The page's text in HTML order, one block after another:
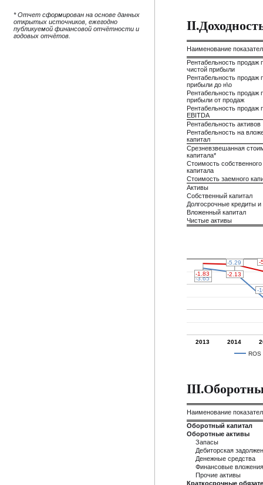
* Отчет сформирован на основе данных
открытых источников, ежегодно
публикуемой финансовой отчётности и
годовых отчётов.
Наименование
Рентабельность продаж
чистой прибыли
Рентабельность продаж
прибыли до н\о
Рентабельность продаж
прибыли от продаж
Рентабельность продаж
EBITDA
Рентабельность активов
Рентабельность на
капитал
Срезневзвешанная
капитала*
Стоимость собственного
капитала
Стоимость заемного
Активы
Собственный капитал
Долгосрочные кредиты
Вложенный капитал
Чистые активы
ROS
2013 2014
-3.65
-3.65
-5.29
-5.29
--
-1.83
-1.83 -2.13
-2.13
--
Наименование
Оборотный капитал
Оборотные активы
Запасы
Дебиторская
Денежные средства
Финансовые вложения
Прочие активы
Краткосрочные